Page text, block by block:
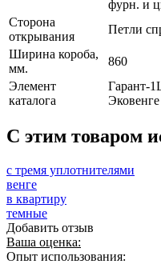
фурн. и
Сторона
открывания
Петли
Ширина короба,
мм.
860
Элемент
каталога
Гарант-
C этим товаром
с тремя уплотнителями
венге
в квартиру
темные
Добавить отзыв
Ваша оценка:
Опыт использования: